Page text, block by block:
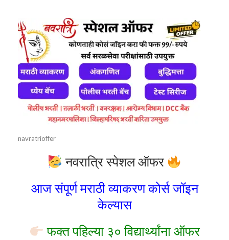
navratrioffer
नवरात्रि स्पेशल ऑफर
आज संपूर्ण मराठी व्याकरण कोर्स जॉइन
केल्यास
फक्त पहिल्या ३० विद्यार्थ्यांना ऑफर